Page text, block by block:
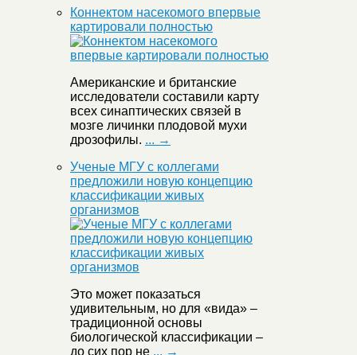
Коннектом насекомого впервые
картировали полностью
Американские и британские
исследователи составили карту
всех синаптических связей в
мозге личинки плодовой мухи
дрозофилы. ... →
Ученые МГУ с коллегами
предложили новую концепцию
классификации живых
организмов
Это может показаться
удивительным, но для «вида» –
традиционной основы
биологической классификации –
до сих пор не ... →